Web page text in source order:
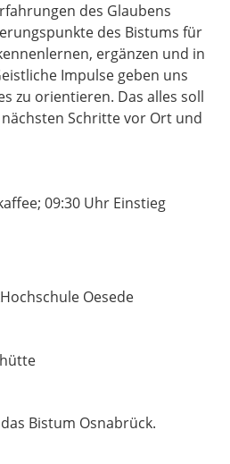
des Glaubens
des Bistums für
ergänzen und in
Impulse geben uns
zu orientieren. Das alles soll
Schritte vor Ort und
09:30 Uhr Einstieg
Oesede
Bistum Osnabrück.